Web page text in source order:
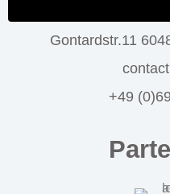
Gontardstr.11
+49